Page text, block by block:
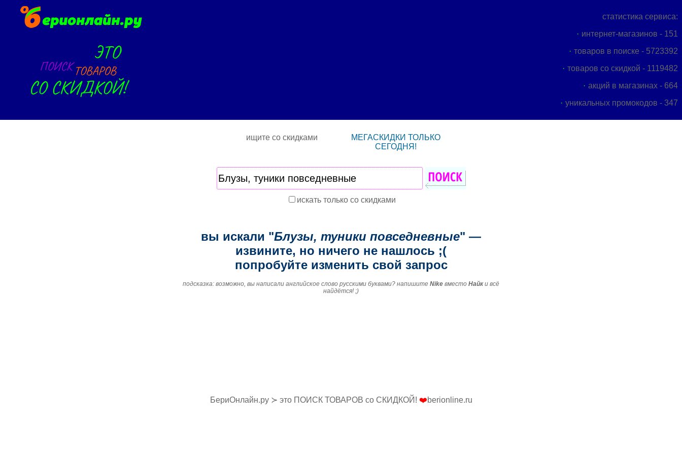
статистика сервиса:
интернет-магазинов - 151
товаров в поиске - 5723392
товаров со скидкой - 1119482
акций в магазинах - 664
уникальных промокодов - 347
ищите со скидками
МЕГАСКИДКИ ТОЛЬКО
СЕГОДНЯ!
искать только со скидками
вы искали "Блузы, туники повседневные" —
извините, но ничего не нашлось ;(
попробуйте изменить свой запрос
подсказка: возможно, вы написали английское слово русскими буквами? напишите Nike вместо Найки всё
найдётся! ;)
БериОнлайн.ру ≻ это ПОИСК ТОВАРОВ со СКИДКОЙ! ❤️berionline.ru